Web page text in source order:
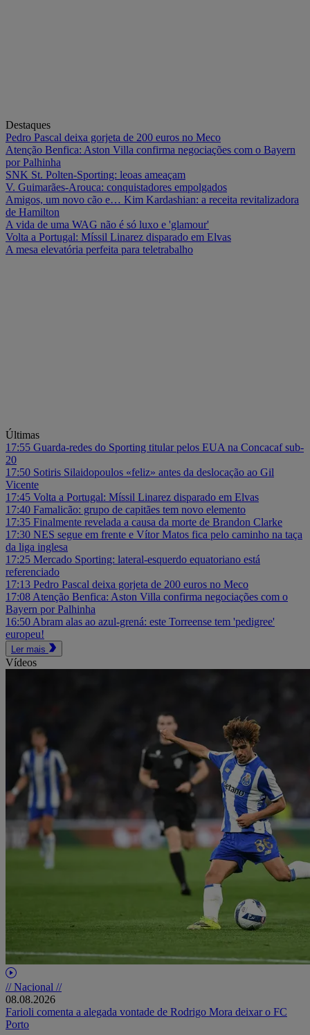
Destaques
Pedro Pascal deixa gorjeta de 200 euros no Meco
Atenção Benfica: Aston Villa confirma negociações com o Bayern
por Palhinha
SNK St. Polten-Sporting: leoas ameaçam
V. Guimarães-Arouca: conquistadores empolgados
Amigos, um novo cão e… Kim Kardashian: a receita revitalizadora
de Hamilton
A vida de uma WAG não é só luxo e 'glamour'
Volta a Portugal: Míssil Linarez disparado em Elvas
A mesa elevatória perfeita para teletrabalho
Últimas
17:55 Guarda-redes do Sporting titular pelos EUA na Concacaf sub-
20
17:50 Sotiris Silaidopoulos «feliz» antes da deslocação ao Gil
Vicente
17:45 Volta a Portugal: Míssil Linarez disparado em Elvas
17:40 Famalicão: grupo de capitães tem novo elemento
17:35 Finalmente revelada a causa da morte de Brandon Clarke
17:30 NES segue em frente e Vítor Matos fica pelo caminho na taça
da liga inglesa
17:25 Mercado Sporting: lateral-esquerdo equatoriano está
referenciado
17:13 Pedro Pascal deixa gorjeta de 200 euros no Meco
17:08 Atenção Benfica: Aston Villa confirma negociações com o
Bayern por Palhinha
16:50 Abram alas ao azul-grená: este Torreense tem 'pedigree'
europeu!
Ler mais
Vídeos
// Nacional //
08.08.2026
Farioli comenta a alegada vontade de Rodrigo Mora deixar o FC
Porto